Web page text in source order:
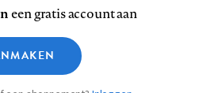
ons
op
InstagramYouTube
Privacy
Medische vragen verdienen
betrouwbare antwoorden
een gratis account aan